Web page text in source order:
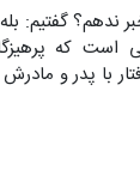
ندهم؟ گفتیم:
است که
با پدر و